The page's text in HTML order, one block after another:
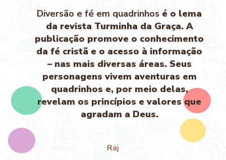
Diversão e fé em quadrinhos é o lema
da revista Turminha da Graça. A
publicação promove o conhecimento
da fé cristã e o acesso à informação
– nas mais diversas áreas. Seus
personagens vivem aventuras em
quadrinhos e, por meio delas,
revelam os princípios e valores que
agradam a Deus.
Raj